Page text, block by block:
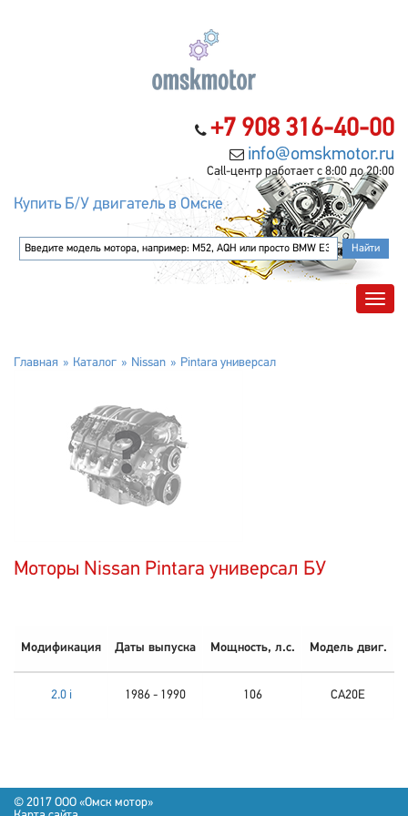
+7 908 316-40-00
info@omskmotor.ru
Call-центр работает с 8:00 до 20:00
Купить Б/У двигатель в Омске
Главная Каталог Nissan Pintara универсал
Моторы Nissan Pintara универсал БУ
Модификация Даты выпуска Мощность, л.с. Модель двиг.
2.0 i 1986 - 1990 106 CA20E
© 2017 OOO «Омск мотор»